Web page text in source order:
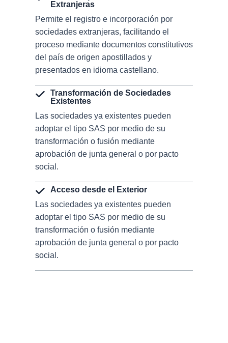
Extranjeras
Permite el registro e incorporación por
sociedades extranjeras, facilitando el
proceso mediante documentos constitutivos
del país de origen apostillados y
presentados en idioma castellano.
Transformación de Sociedades
Existentes
Las sociedades ya existentes pueden
adoptar el tipo SAS por medio de su
transformación o fusión mediante
aprobación de junta general o por pacto
social.
Acceso desde el Exterior
Las sociedades ya existentes pueden
adoptar el tipo SAS por medio de su
transformación o fusión mediante
aprobación de junta general o por pacto
social.